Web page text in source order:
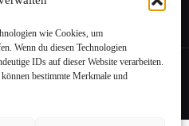
wie Cookies, um
Wenn du diesen Technologien
IDs auf dieser Website verarbeiten.
bestimmte Merkmale und